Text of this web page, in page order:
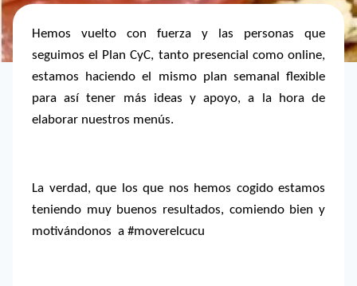
Hemos vuelto con fuerza y las personas que
seguimos el Plan CyC, tanto presencial como online,
estamos haciendo el mismo plan semanal flexible
para así tener más ideas y apoyo, a la hora de
elaborar nuestros menús.
La verdad, que los que nos hemos cogido estamos
teniendo muy buenos resultados, comiendo bien y
motivándonos a #moverelcucu